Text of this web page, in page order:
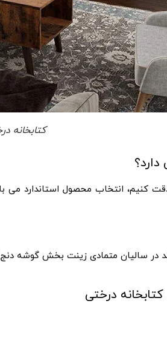
کتابخانه
کنیم، انتخاب محصول استاندارد می
در سالیان متمادی زینت بخش گوشه
درختی